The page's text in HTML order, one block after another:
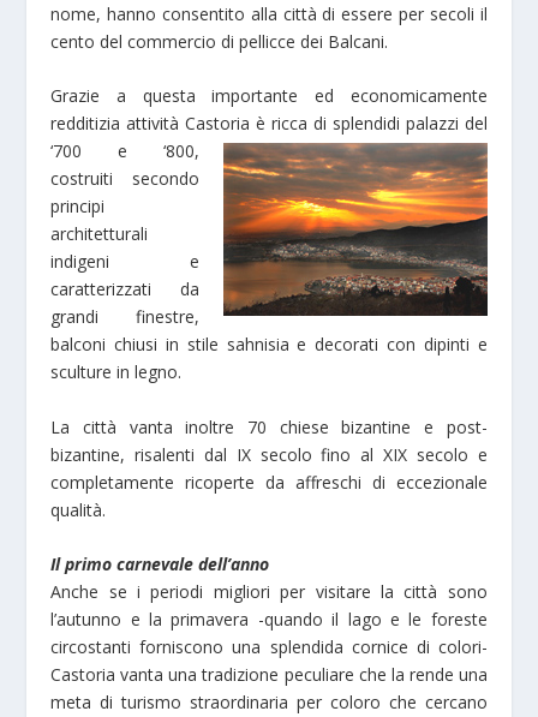
nome, hanno consentito alla città di essere per secoli il
cento del commercio di pellicce dei Balcani.
Grazie a questa importante ed economicamente
redditizia attività Castoria è ricca di splendidi palazzi del
‘700 e ‘800,
costruiti secondo
principi
architetturali
indigeni e
caratterizzati da
grandi finestre,
balconi chiusi in stile sahnisia e decorati con dipinti e
sculture in legno.
La città vanta inoltre 70 chiese bizantine e post-
bizantine, risalenti dal IX secolo fino al XIX secolo e
completamente ricoperte da affreschi di eccezionale
qualità.
Il primo carnevale dell’anno
Anche se i periodi migliori per visitare la città sono
l’autunno e la primavera -quando il lago e le foreste
circostanti forniscono una splendida cornice di colori-
Castoria vanta una tradizione peculiare che la rende una
meta di turismo straordinaria per coloro che cercano